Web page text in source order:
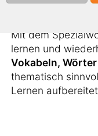
unternehmen.
Mit dem
lernen und
Vokabeln,
thematisch
Lernen